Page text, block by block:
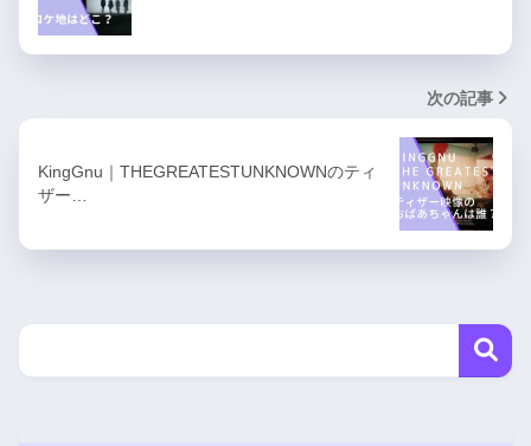
次の記事
KingGnu｜THEGREATESTUNKNOWNのティ
ザー…